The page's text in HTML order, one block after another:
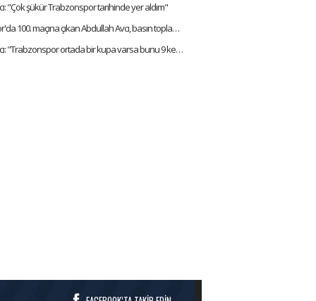
"Çok şükür Trabzonspor tarihinde yer aldım"
Trabzonspor'da 100. maçına çıkan Abdullah Avcı, basın toplantısında duygulandı!
Abdullah Avcı: "Trabzonspor ortada bir kupa varsa bunu 9 kez kazanmıştır ve favorisidir"